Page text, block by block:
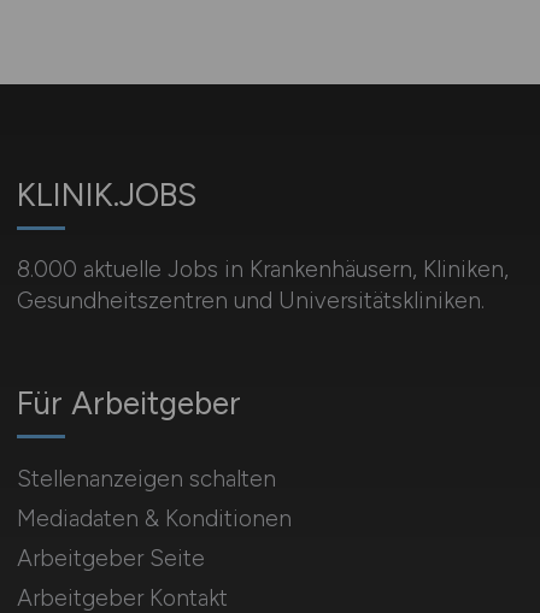
KLINIK.JOBS
8.000 aktuelle Jobs in Krankenhäusern, Kliniken,
Gesundheitszentren und Universitätskliniken.
Für Arbeitgeber
Stellenanzeigen schalten
Mediadaten & Konditionen
Arbeitgeber Seite
Arbeitgeber Kontakt